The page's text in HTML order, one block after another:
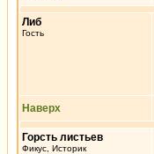
Либ
Гость
Наверх
Горсть листьев
Фикус, Историк